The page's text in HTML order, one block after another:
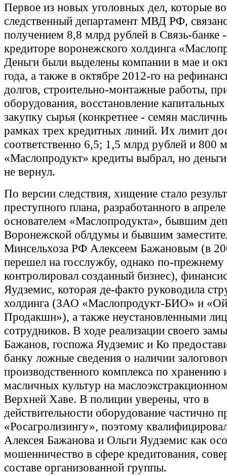
Первое из новых уголовных дел, которые
следственный департамент МВД РФ,
получением 8,8 млрд рублей в Связь-банке
кредиторе воронежского холдинга
Деньги были выделены компании в мае и
года, а также в октябре 2012-го на
долгов, строительно-монтажные работы,
оборудования, восстановление капитальных
закупку сырья (конкретнее - семян
рамках трех кредитных линий. Их лимит
соответственно 6,5; 1,5 млрд рублей и 800
«Маслопродукт» кредиты выбрал, но
не вернул.
По версии следствия, хищение стало
преступного плана, разработанного в
основателем «Маслопродукта», бывшим
Воронежской облдумы и бывшим
Минсельхоза РФ Алексеем Бажановым (в
перешел на госслужбу, однако по-прежнему
контролировал созданный бизнес),
Яудземис, которая де-факто руководила
холдинга (ЗАО «Маслопродукт-БИО» и
Продакшн»), а также неустановленными
сотрудников. В ходе реализации своего
Бажанов, госпожа Яудземис и Ко
банку ложные сведения о наличии
производственного комплекса по хранению
масличных культур на
Верхней Хаве. В полиции уверены, что в
действительности оборудование частично
«Росагролизингу», поэтому
Алексея Бажанова и Ольги Яудземис как
мошенничество в сфере кредитования,
составе организованной группы.